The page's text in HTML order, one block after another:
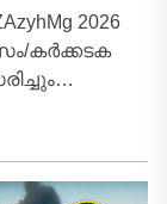
2026
കർക്കടക